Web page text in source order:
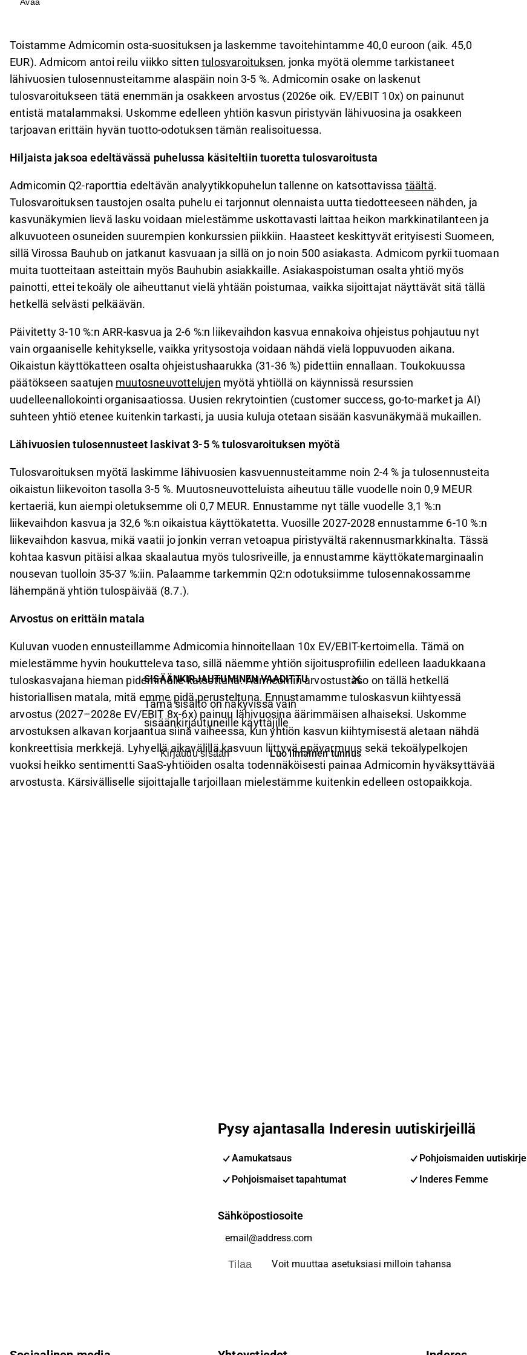
Yhtiön osake on laskenut tulosvaroituksen jälkeen, ja arvostus (2026e oik. EV/EBIT 10x) on
Admicom ennustaa 3-10 %:n ARR-kasvua ja 2-6 %:n liikevaihdon kasvua, keskittyen
orgaaniseen kehitykseen.
Uskomme yhtiön kasvun piristyvän lähivuosina, tarjoten hyvän tuotto-odotuksen kärsivällisille
sijoittajille.
Tämä sisältö on tekoälyn tuottamaa. Anna siihen liittyvää palautetta Inderesinfoorumilla.
Toistamme Admicomin osta-suosituksen ja laskemme tavoitehintamme 40,0 euroon (aik. 45,0
EUR). Admicom antoi reilu viikko sittentulosvaroituksen, jonka myötä olemme tarkistaneet
lähivuosien tulosennusteitamme alaspäin noin 3-5 %. Admicomin osake on laskenut
tulosvaroitukseen tätä enemmän ja osakkeen arvostus (2026e oik. EV/EBIT 10x) on painunut
entistä matalammaksi. Uskomme edelleen yhtiön kasvun piristyvän lähivuosina ja osakkeen
tarjoavan erittäin hyvän tuotto-odotuksen tämän realisoituessa.
Hiljaista jaksoa edeltävässä puhelussa käsiteltiin tuoretta tulosvaroitusta
Admicomin Q2-raporttia edeltävän analyytikkopuhelun tallenne on katsottavissa täältä.
Tulosvaroituksen taustojen osalta puhelu ei tarjonnut olennaista uutta tiedotteeseen nähden, ja
kasvunäkymien lievä lasku voidaan mielestämme uskottavasti laittaa heikon markkinatilanteen ja
alkuvuoteen osuneiden suurempien konkurssien piikkiin. Haasteet keskittyvät erityisesti Suomeen,
sillä Virossa Bauhub on jatkanut kasvuaan ja sillä on jo noin 500 asiakasta. Admicom pyrkii tuomaan
muita tuotteitaan asteittain myös Bauhubin asiakkaille. Asiakaspoistuman osalta yhtiö myös
painotti, ettei tekoäly ole aiheuttanut vielä yhtään poistumaa, vaikka sijoittajat näyttävät sitä tällä
hetkellä selvästi pelkäävän.
Päivitetty 3-10 %:n ARR-kasvua ja 2-6 %:n liikevaihdon kasvua ennakoiva ohjeistus pohjautuu nyt
vain orgaaniselle kehitykselle, vaikka yritysostoja voidaan nähdä vielä loppuvuoden aikana.
Oikaistun käyttökatteen osalta ohjeistushaarukka (31-36 %) pidettiin ennallaan. Toukokuussa
päätökseen saatujen muutosneuvottelujen myötä yhtiöllä on käynnissä resurssien
uudelleenallokointi organisaatiossa. Uusien rekrytointien (customer success, go-to-market ja AI)
suhteen yhtiö etenee kuitenkin tarkasti, ja uusia kuluja otetaan sisään kasvunäkymää mukaillen.
Lähivuosien tulosennusteet laskivat 3-5 % tulosvaroituksen myötä
Tulosvaroituksen myötä laskimme lähivuosien kasvuennusteitamme noin 2-4 % ja tulosennusteita
oikaistun liikevoiton tasolla 3-5 %. Muutosneuvotteluista aiheutuu tälle vuodelle noin 0,9 MEUR
kertaeriä, kun aiempi oletuksemme oli 0,7 MEUR. Ennustamme nyt tälle vuodelle 3,1 %:n
liikevaihdon kasvua ja 32,6 %:n oikaistua käyttökatetta. Vuosille 2027-2028 ennustamme 6-10 %:n
liikevaihdon kasvua, mikä vaatii jo jonkin verran vetoapua piristyvältä rakennusmarkkinalta. Tässä
kohtaa kasvun pitäisi alkaa skaalautua myös tulosriveille, ja ennustamme käyttökatemarginaalin
nousevan tuolloin 35-37 %:iin. Palaamme tarkemmin Q2:n odotuksiimme tulosennakossamme
lähempänä yhtiön tulospäivää (8.7.).
Arvostus on erittäin matala
Kuluvan vuoden ennusteillamme Admicomia hinnoitellaan 10x EV/EBIT-kertoimella. Tämä on
mielestämme hyvin houkutteleva taso, sillä näemme yhtiön sijoitusprofiilin edelleen laadukkaana
tuloskasvajana hieman pidemmälle katsottuna. Admicomin arvostustaso on tällä hetkellä
historiallisen matala, mitä emme pidä perusteltuna. Ennustamamme tuloskasvun kiihtyessä
arvostus (2027–2028e EV/EBIT 8x-6x) painuu lähivuosina äärimmäisen alhaiseksi. Uskomme
arvostuksen alkavan korjaantua siinä vaiheessa, kun yhtiön kasvun kiihtymisestä aletaan nähdä
konkreettisia merkkejä. Lyhyellä aikavälillä kasvuun liittyvä epävarmuus sekä tekoälypelkojen
vuoksi heikko sentimentti SaaS-yhtiöiden osalta todennäköisesti painaa Admicomin hyväksyttävää
arvostusta. Kärsivälliselle sijoittajalle tarjoillaan mielestämme kuitenkin edelleen ostopaikkoja.
SISÄÄNKIRJAUTUMINEN VAADITTU
Tämä sisältö on näkyvissä vain
sisäänkirjautuneille käyttäjille
Kirjaudu sisään Luo ilmainen tunnus
Pysy ajantasalla Inderesin uutiskirjeillä
Aamukatsaus
Pohjoismaiden uutiskirje
Pohjoismaiset tapahtumat
Inderes Femme
Sähköpostiosoite
Tilaa Voit muuttaa asetuksiasi milloin tahansa